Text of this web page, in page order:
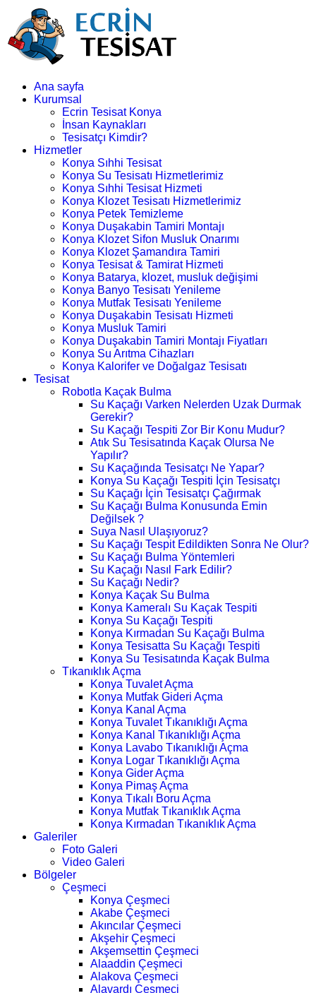
Ana sayfa
Kurumsal
Ecrin Tesisat Konya
İnsan Kaynakları
Tesisatçı Kimdir?
Hizmetler
Konya Sıhhi Tesisat
Konya Su Tesisatı Hizmetlerimiz
Konya Sıhhi Tesisat Hizmeti
Konya Klozet Tesisatı Hizmetlerimiz
Konya Petek Temizleme
Konya Duşakabin Tamiri Montajı
Konya Klozet Sifon Musluk Onarımı
Konya Klozet Şamandıra Tamiri
Konya Tesisat & Tamirat Hizmeti
Konya Batarya, klozet, musluk değişimi
Konya Banyo Tesisatı Yenileme
Konya Mutfak Tesisatı Yenileme
Konya Duşakabin Tesisatı Hizmeti
Konya Musluk Tamiri
Konya Duşakabin Tamiri Montajı Fiyatları
Konya Su Arıtma Cihazları
Konya Kalorifer ve Doğalgaz Tesisatı
Tesisat
Robotla Kaçak Bulma
Su Kaçağı Varken Nelerden Uzak Durmak
Gerekir?
Su Kaçağı Tespiti Zor Bir Konu Mudur?
Atık Su Tesisatında Kaçak Olursa Ne
Yapılır?
Su Kaçağında Tesisatçı Ne Yapar?
Konya Su Kaçağı Tespiti İçin Tesisatçı
Su Kaçağı İçin Tesisatçı Çağırmak
Su Kaçağı Bulma Konusunda Emin
Değilsek ?
Suya Nasıl Ulaşıyoruz?
Su Kaçağı Tespit Edildikten Sonra Ne Olur?
Su Kaçağı Bulma Yöntemleri
Su Kaçağı Nasıl Fark Edilir?
Su Kaçağı Nedir?
Konya Kaçak Su Bulma
Konya Kameralı Su Kaçak Tespiti
Konya Su Kaçağı Tespiti
Konya Kırmadan Su Kaçağı Bulma
Konya Tesisatta Su Kaçağı Tespiti
Konya Su Tesisatında Kaçak Bulma
Tıkanıklık Açma
Konya Tuvalet Açma
Konya Mutfak Gideri Açma
Konya Kanal Açma
Konya Tuvalet Tıkanıklığı Açma
Konya Kanal Tıkanıklığı Açma
Konya Lavabo Tıkanıklığı Açma
Konya Logar Tıkanıklığı Açma
Konya Gider Açma
Konya Pimaş Açma
Konya Tıkalı Boru Açma
Konya Mutfak Tıkanıklık Açma
Konya Kırmadan Tıkanıklık Açma
Galeriler
Foto Galeri
Video Galeri
Bölgeler
Çeşmeci
Konya Çeşmeci
Akabe Çeşmeci
Akıncılar Çeşmeci
Akşehir Çeşmeci
Akşemsettin Çeşmeci
Alaaddin Çeşmeci
Alakova Çeşmeci
Alavardı Çeşmeci